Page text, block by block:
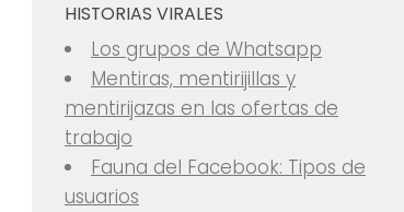
HISTORIAS VIRALES
Los grupos de Whatsapp
Mentiras, mentirijillas y
mentirijazas en las ofertas de
trabajo
Fauna del Facebook: Tipos de
usuarios